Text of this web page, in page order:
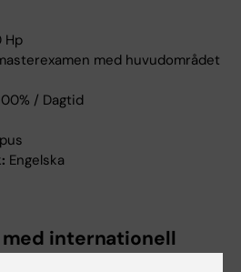
Hp
med huvudområdet
/ Dagtid
Engelska
internationell